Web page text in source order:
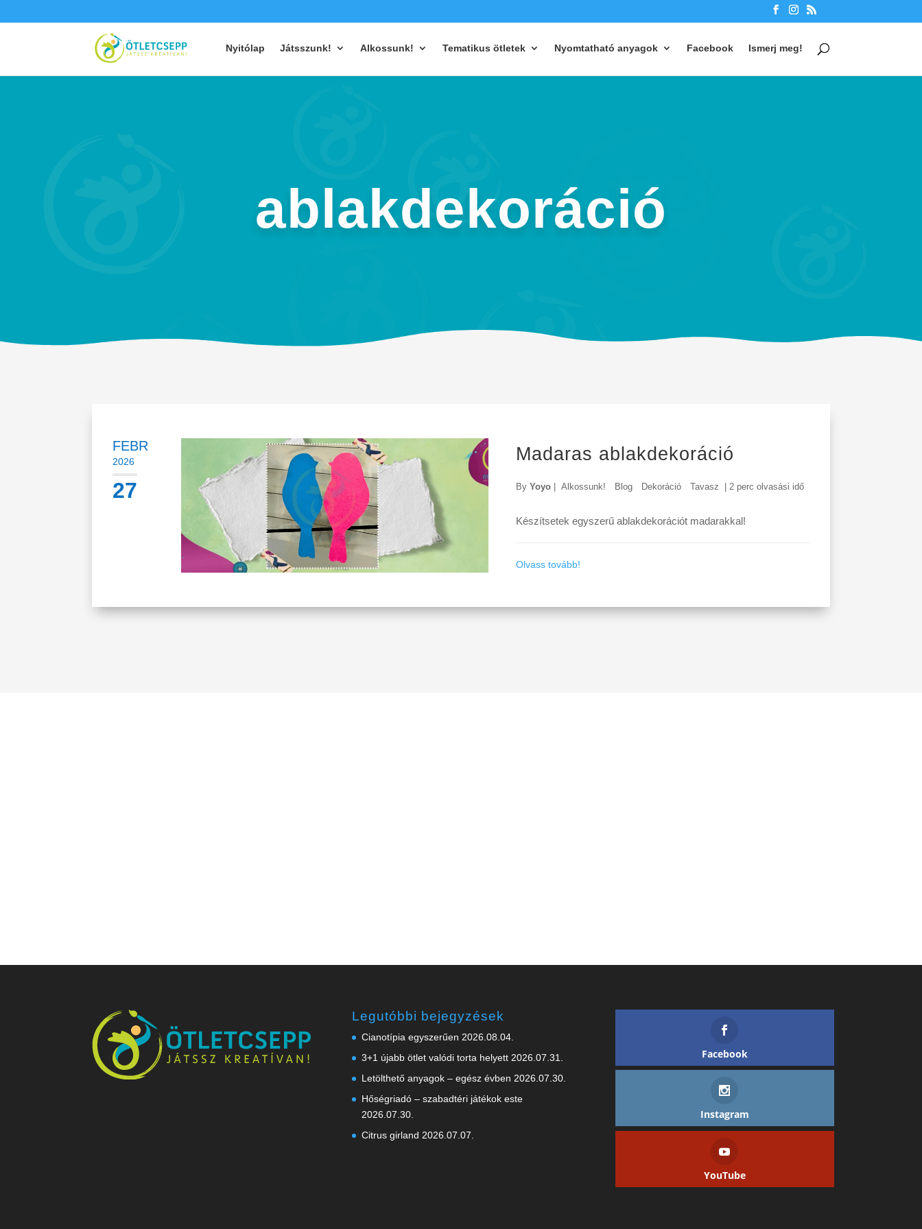
Nyitólap Játsszunk! Alkossunk! Tematikus ötletek Nyomtatható anyagok Facebook Ismerj meg!
ablakdekoráció
FEBR
2026
27
Madaras ablakdekoráció
By Yoyo | Alkossunk! Blog Dekoráció Tavasz | 2 perc olvasási idő
Készítsetek egyszerű ablakdekorációt madarakkal!
Olvass tovább!
Legutóbbi bejegyzések
Cianotípia egyszerűen 2026.08.04.
3+1 újabb ötlet valódi torta helyett 2026.07.31.
Letölthető anyagok – egész évben 2026.07.30.
Hőségriadó – szabadtéri játékok este
2026.07.30.
Citrus girland 2026.07.07.
Facebook
Instagram
YouTube